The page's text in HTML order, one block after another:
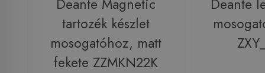
Deante Magnetic
tartozék készlet
mosogatóhoz, matt
fekete ZZMKN22K
Deante